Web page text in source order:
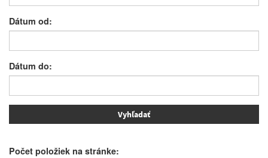
Dátum od:
Dátum do:
Počet položiek na stránke: